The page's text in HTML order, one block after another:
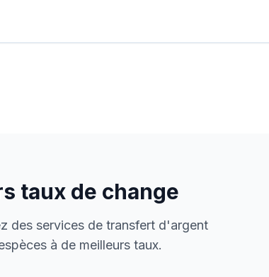
taux de change
des services de transfert d'argent
à de meilleurs taux.